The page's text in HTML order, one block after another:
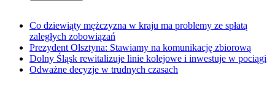
Co dziewiąty mężczyzna w kraju ma problemy ze spłatą
zaległych zobowiązań
Prezydent Olsztyna: Stawiamy na komunikację zbiorową
Dolny Śląsk rewitalizuje linie kolejowe i inwestuje w pociągi
Odważne decyzje w trudnych czasach